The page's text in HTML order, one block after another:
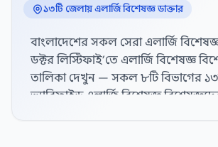
১৩টি জেলায় এলার্জি বিশেষজ্ঞ ডাক্তার
বাংলাদেশের সকল সেরা এলার্জি
ডক্টর লিস্টিফাই’তে এলার্জি বিশেষজ্ঞ
তালিকা দেখুন — সকল ৮টি বিভাগের
ভ্যারিফাইড এলার্জি বিশেষজ্ঞ